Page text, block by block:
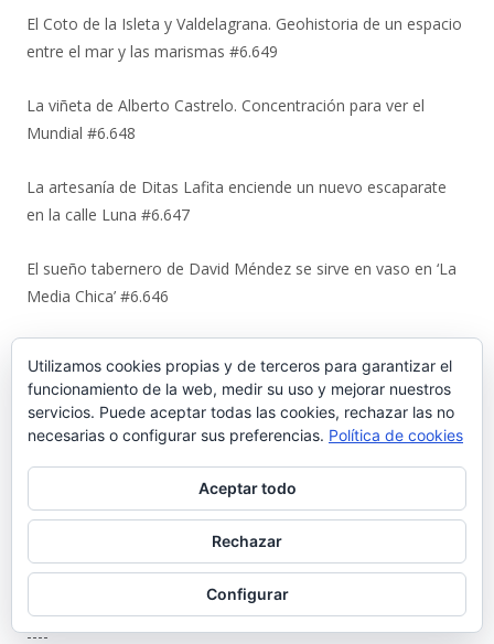
El Coto de la Isleta y Valdelagrana. Geohistoria de un espacio
entre el mar y las marismas #6.649
La viñeta de Alberto Castrelo. Concentración para ver el
Mundial #6.648
La artesanía de Ditas Lafita enciende un nuevo escaparate
en la calle Luna #6.647
El sueño tabernero de David Méndez se sirve en vaso en ‘La
Media Chica’ #6.646
Director: José María Morillo
Portuense, o porteño de cuarta generación, que cree en El
Puerto de Santa María través de sus gentes, pasadas y
presentes, y sobre todo futuras. Colaboraciones en prensa y
radio andaluzas.
gentedelpuerto@gmail.com
----
Utilizamos cookies propias y de terceros para garantizar el
funcionamiento de la web, medir su uso y mejorar nuestros
servicios. Puede aceptar todas las cookies, rechazar las no
necesarias o configurar sus preferencias. Política de cookies
Aceptar todo
Rechazar
Configurar